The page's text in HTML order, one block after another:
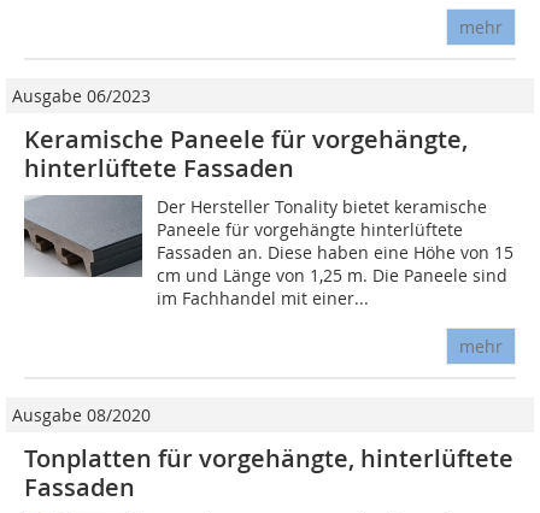
mehr
Ausgabe 06/2023
Keramische Paneele für vorgehängte,
hinterlüftete Fassaden
Der Hersteller Tonality bietet keramische
Paneele für vorgehängte hinterlüftete
Fassaden an. Diese haben eine Höhe von 15
cm und Länge von 1,25 m. Die Paneele sind
im Fachhandel mit einer...
mehr
Ausgabe 08/2020
Tonplatten für vorgehängte, hinterlüftete
Fassaden